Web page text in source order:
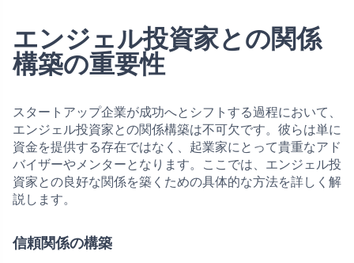
エンジェル投資家との関係
構築の重要性
スタートアップ企業が成功へとシフトする過程において、
エンジェル投資家との関係構築は不可欠です。彼らは単に
資金を提供する存在ではなく、起業家にとって貴重なアド
バイザーやメンターとなります。ここでは、エンジェル投
資家との良好な関係を築くための具体的な方法を詳しく解
説します。
信頼関係の構築